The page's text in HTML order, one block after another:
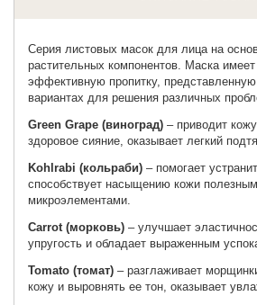
Серия листовых масок для лица на
растительных компонентов. Маска имеет
эффективную пропитку, представленную
вариантах для решения различных
Green Grape (виноград) – приводит
здоровое сияние, оказывает легкий
Kohlrabi (кольраби)– помогает
способствует насыщению кожи
микроэлементами.
Carrot (морковь) – улучшает
упругость и обладает выраженным
Tomato (томат) – разглаживает
кожу и выровнять ее тон, оказывает